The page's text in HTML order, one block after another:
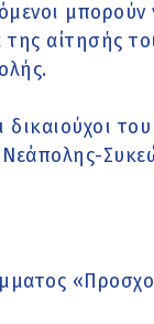
αίτησής
δικαιούχοι